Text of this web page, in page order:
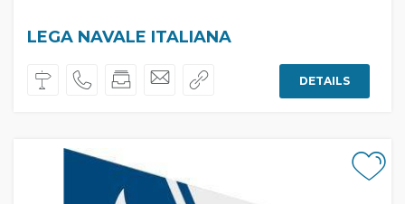
LEGA NAVALE ITALIANA
DETAILS